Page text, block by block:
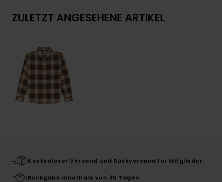
ZULETZT ANGESEHENE ARTIKEL
Kostenloser Versand und Rückversand für Mitglieder
Rückgabe innerhalb von 30 Tagen